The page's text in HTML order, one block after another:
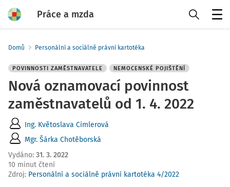
Práce a mzda
Domů Personální a sociálně právní kartotéka
POVINNOSTI ZAMĚSTNAVATELE NEMOCENSKÉ POJIŠTĚNÍ
Nová oznamovací povinnost
zaměstnavatelů od 1. 4. 2022
Ing. Květoslava Cimlerová
Mgr. Šárka Chotěborská
Vydáno: 31. 3. 2022
10 minut čtení
Zdroj: Personální a sociálně právní kartotéka 4/2022